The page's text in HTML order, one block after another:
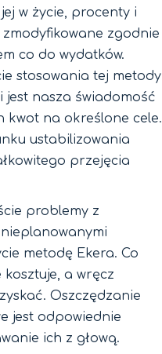
w życie, procenty i
zgodnie
co do wydatków.
stosowania tej metody
jest nasza świadomość
kwot na określone cele.
ustabilizowania
przejęcia
problemy z
metodę Ekera. Co
kosztuje, a wręcz
Oszczędzanie
jest odpowiednie
ich z głową.